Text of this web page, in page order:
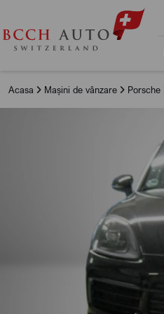
Acasa Mașini de vânzare Porsche